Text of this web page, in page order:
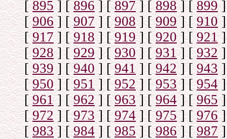
[895] [896] [897] [898] [899]
[906] [907] [908] [909] [910]
[917] [918] [919] [920] [921]
[928] [929] [ 930] [931] [932]
[939] [940] [941] [942] [943]
[950] [951] [952] [953] [954]
[961] [962] [963] [964] [965]
[972] [973] [974] [975] [976]
[983] [984] [985] [986] [987]